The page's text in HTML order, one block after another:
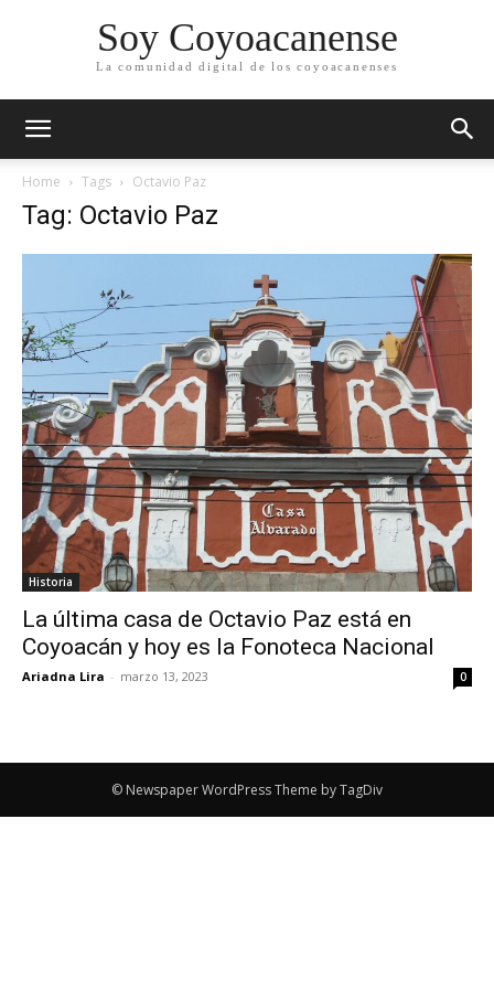
Soy Coyoacanense
La comunidad digital de los coyoacanenses
Home Tags Octavio Paz
Tag: Octavio Paz
Historia
La última casa de Octavio Paz está en
Coyoacán y hoy es la Fonoteca Nacional
Ariadna Lira - marzo 13, 2023 0
© Newspaper WordPress Theme by TagDiv